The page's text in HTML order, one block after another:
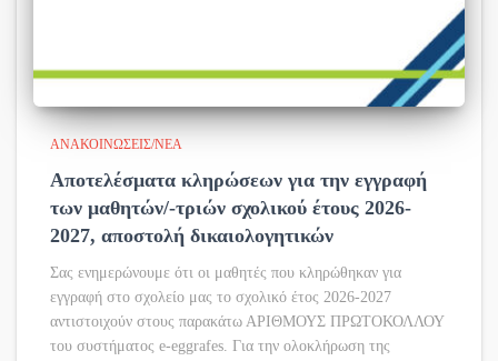
ΑΝΑΚΟΙΝΏΣΕΙΣ/ΝΈΑ
Αποτελέσματα κληρώσεων για την εγγραφή
των μαθητών/-τριών σχολικού έτους 2026-
2027, αποστολή δικαιολογητικών
Σας ενημερώνουμε ότι οι μαθητές που κληρώθηκαν για
εγγραφή στο σχολείο μας το σχολικό έτος 2026-2027
αντιστοιχούν στους παρακάτω ΑΡΙΘΜΟΥΣ ΠΡΩΤΟΚΟΛΛΟΥ
του συστήματος e-eggrafes. Για την ολοκλήρωση της